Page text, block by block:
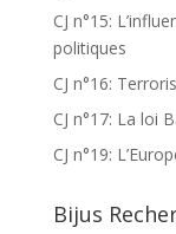
CJ n°15:
politiques
CJ n°16:
CJ n°17: La loi
CJ n°19:
Bijus